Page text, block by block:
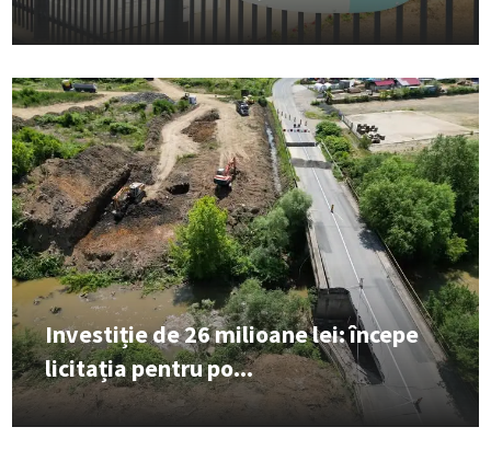
Investiție de 26 milioane lei: începe
licitația pentru po...